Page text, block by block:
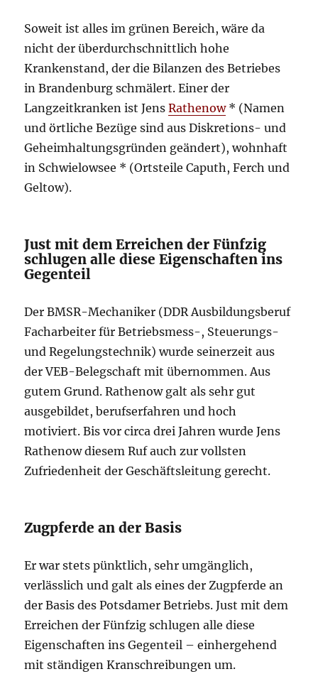
Soweit ist alles im grünen Bereich, wäre da
nicht der überdurchschnittlich hohe
Krankenstand, der die Bilanzen des Betriebes
in Brandenburg schmälert. Einer der
Langzeitkranken ist JensRathenow* (Namen
und örtliche Bezüge sind aus Diskretions- und
Geheimhaltungsgründen geändert), wohnhaft
in Schwielowsee * (Ortsteile Caputh, Ferch und
Geltow).
Just mit dem Erreichen der Fünfzig
schlugen alle diese Eigenschaften ins
Gegenteil
Der BMSR-Mechaniker (DDR Ausbildungsberuf
Facharbeiter für Betriebsmess-, Steuerungs-
und Regelungstechnik) wurde seinerzeit aus
der VEB-Belegschaft mit übernommen. Aus
gutem Grund. Rathenow galt als sehr gut
ausgebildet, berufserfahren und hoch
motiviert. Bis vor circa drei Jahren wurde Jens
Rathenow diesem Ruf auch zur vollsten
Zufriedenheit der Geschäftsleitung gerecht.
Zugpferde an der Basis
Er war stets pünktlich, sehr umgänglich,
verlässlich und galt als eines der Zugpferde an
der Basis des Potsdamer Betriebs. Just mit dem
Erreichen der Fünfzig schlugen alle diese
Eigenschaften ins Gegenteil – einhergehend
mit ständigen Kranschreibungen um.